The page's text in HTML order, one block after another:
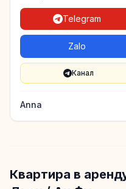
Telegram
Zalo
Канал
Anna
Квартира в